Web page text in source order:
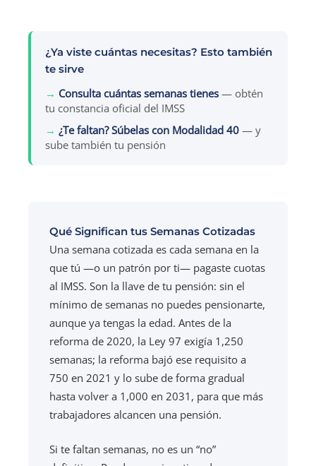
¿Ya viste cuántas necesitas? Esto también
te sirve
→ Consulta cuántas semanas tienes — obtén
tu constancia oficial del IMSS
→ ¿Te faltan? Súbelas con Modalidad 40 — y
sube también tu pensión
Qué Significan tus Semanas Cotizadas
Una semana cotizada es cada semana en la
que tú —o un patrón por ti— pagaste cuotas
al IMSS. Son la llave de tu pensión: sin el
mínimo de semanas no puedes pensionarte,
aunque ya tengas la edad. Antes de la
reforma de 2020, la Ley 97 exigía 1,250
semanas; la reforma bajó ese requisito a
750 en 2021 y lo sube de forma gradual
hasta volver a 1,000 en 2031, para que más
trabajadores alcancen una pensión.
Si te faltan semanas, no es un “no”